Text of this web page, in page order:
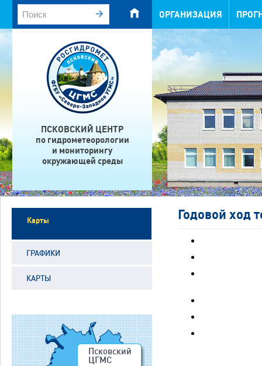
ОРГАНИЗАЦИЯ
ПСКОВСКИЙ ЦЕНТР
по гидрометеорологии
и мониторингу
окружающей среды
Карты
ГРАФИКИ
КАРТЫ
Псковский
ЦГМС
Годовой ход